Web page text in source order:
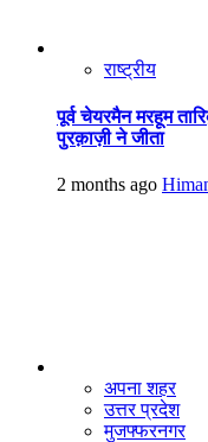
राष्ट्रीय
पूर्व चेयरमैन मरहूम
पुरक़ाज़ी ने जीता
2 months ago
अपना शहर
उत्तर प्रदेश
मुजफ्फरनगर